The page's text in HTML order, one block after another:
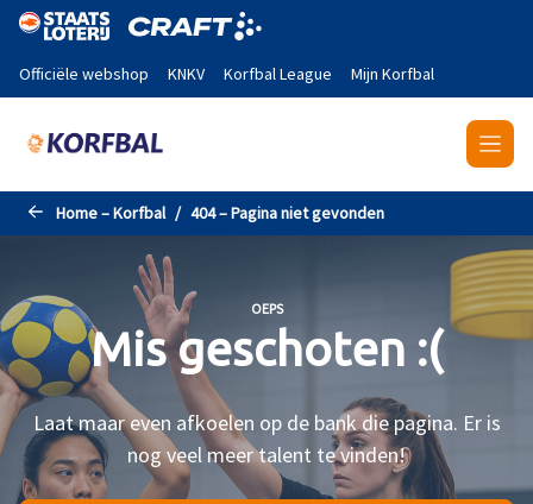
Naar de hoofdinhoud gaan
Officiële webshop KNKV Korfbal League Mijn Korfbal
Home – Korfbal 404 – Pagina niet gevonden
OEPS
Mis geschoten :(
Laat maar even afkoelen op de bank die pagina. Er is
nog veel meer talent te vinden!